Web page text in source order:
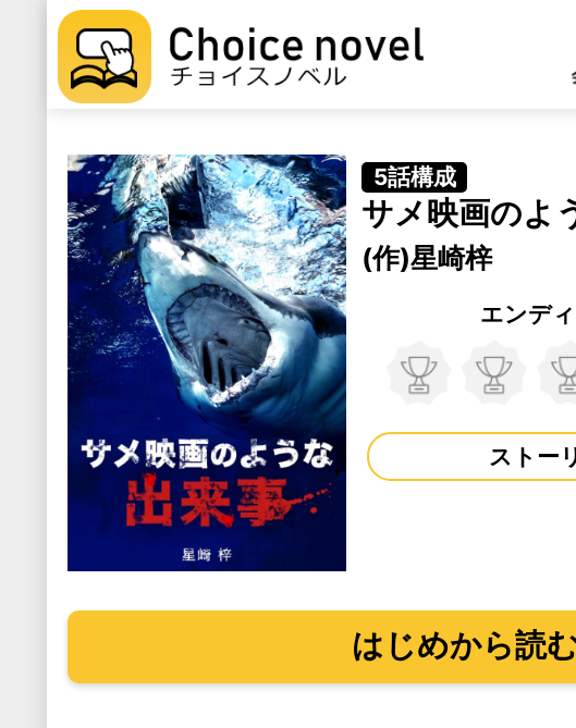
5話構成
サメ映画のよ
(作)星崎梓
エンデ
ストー
はじめから読